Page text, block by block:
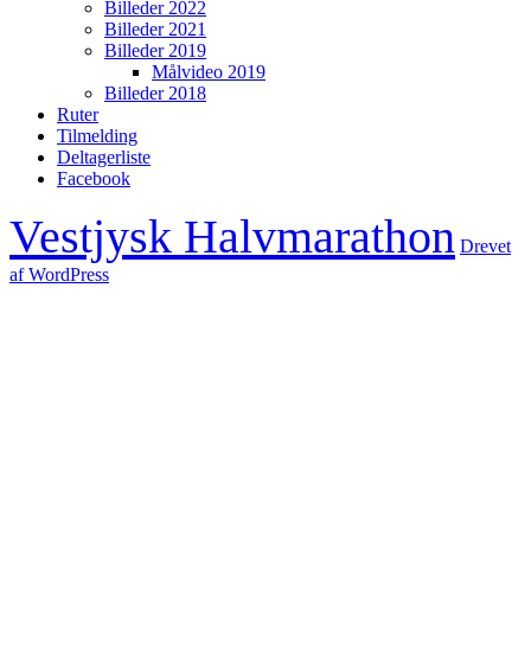
Billeder 2022
Billeder 2021
Billeder 2019
Målvideo 2019
Billeder 2018
Ruter
Tilmelding
Deltagerliste
Facebook
Vestjysk Halvmarathon Drevet
af WordPress